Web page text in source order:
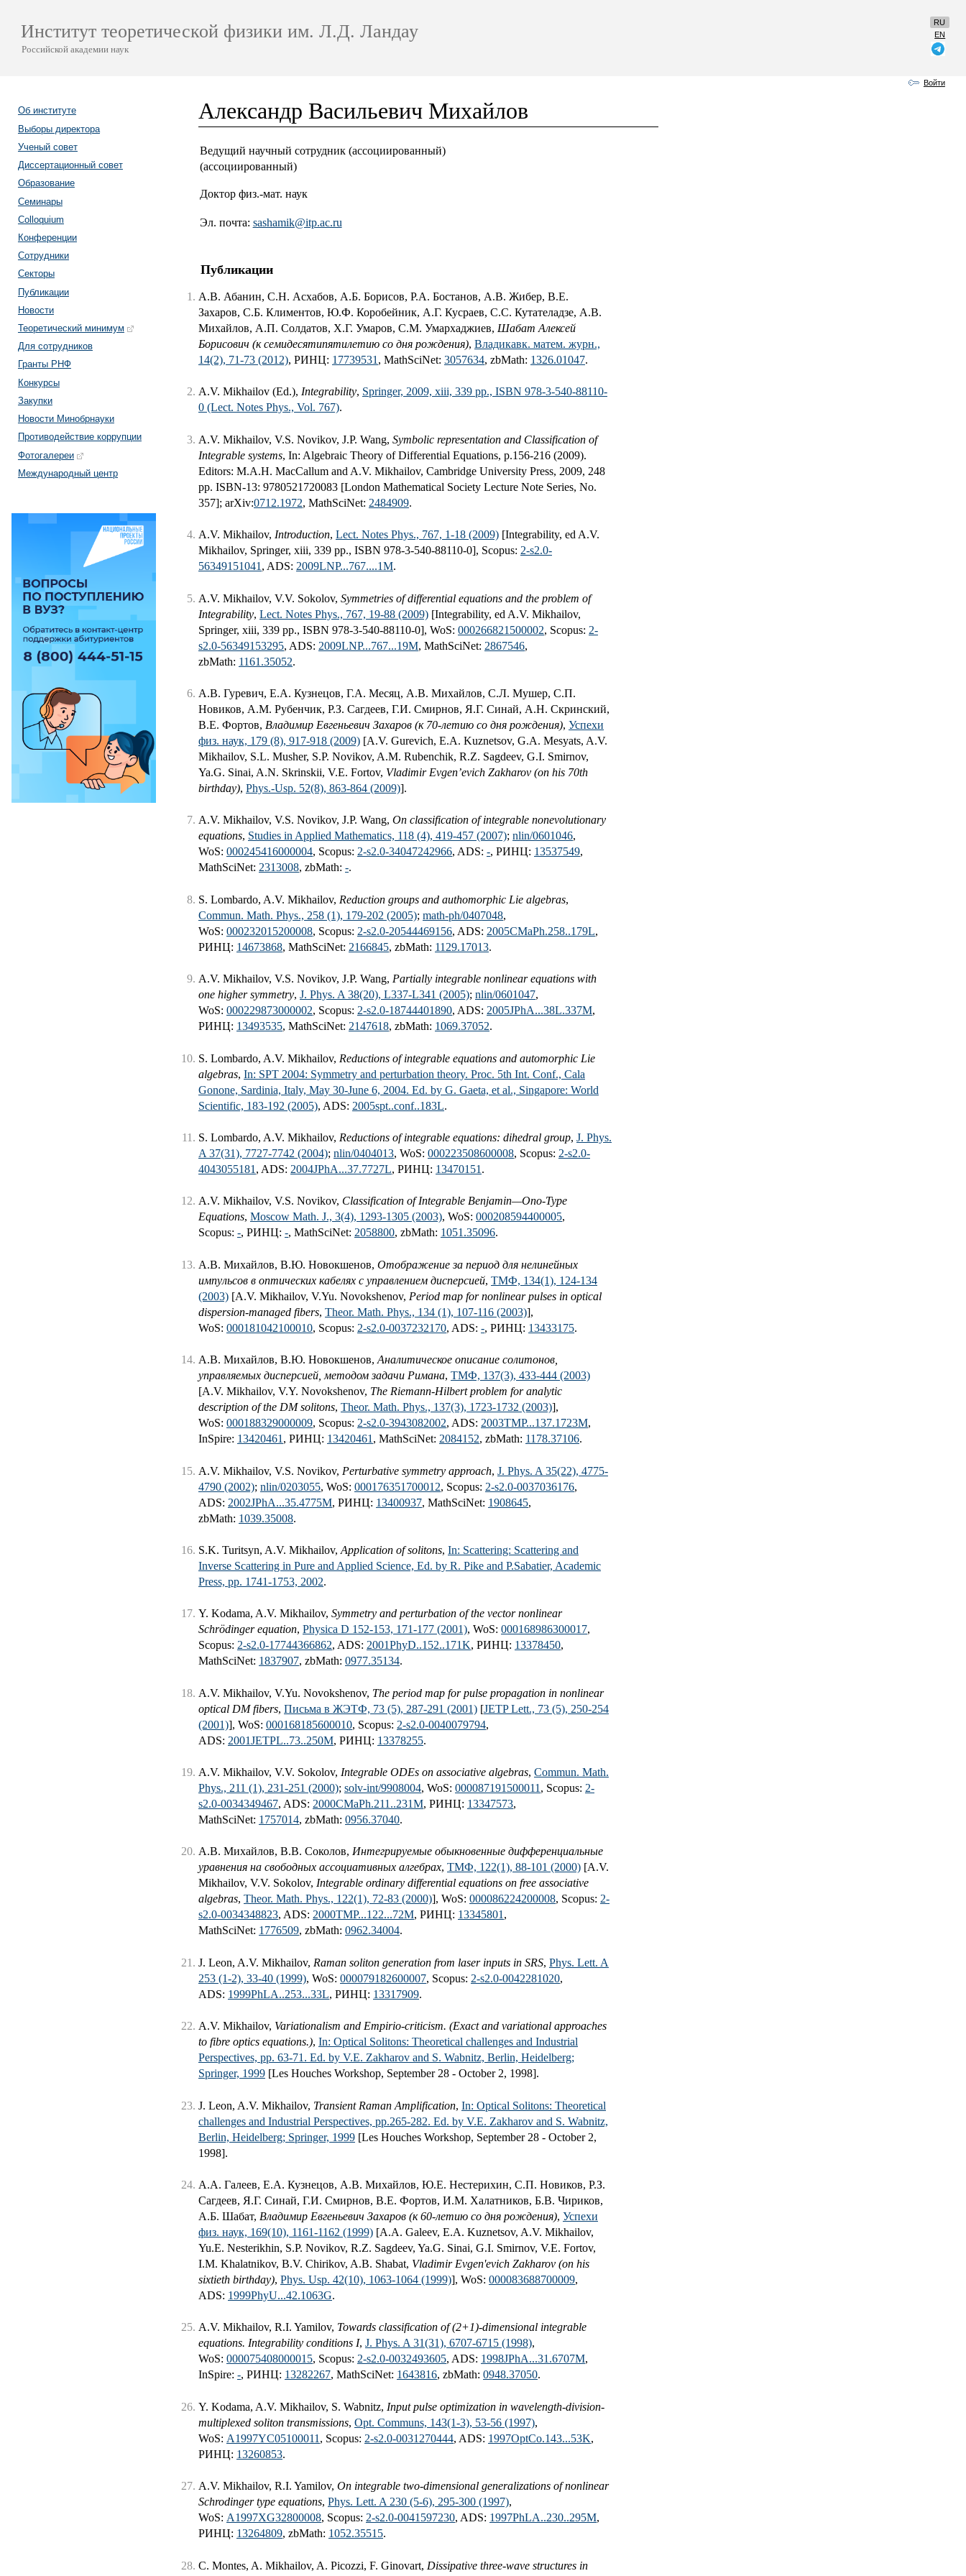
Институт теоретической физики им. Л.Д. Ландау
Российской академии наук
RU
EN
Войти
Об институте
Выборы директора
Ученый совет
Диссертационный совет
Образование
Семинары
Colloquium
Конференции
Сотрудники
Секторы
Публикации
Новости
Теоретический минимум
Для сотрудников
Гранты РНФ
Конкурсы
Закупки
Новости Минобрнауки
Противодействие коррупции
Фотогалереи
Международный центр
Александр Васильевич Михайлов
Ведущий научный сотрудник (ассоциированный)
(ассоциированный)
Доктор физ.-мат. наук
Эл. почта: sashamik@itp.ac.ru
Публикации
А.В. Абанин, С.Н. Асхабов, А.Б. Борисов, Р.А. Бостанов, А.В. Жибер, В.Е.
Захаров, С.Б. Климентов, Ю.Ф. Коробейник, А.Г. Кусраев, С.С. Кутателадзе, А.В.
Михайлов, А.П. Солдатов, Х.Г. Умаров, С.М. Умархаджиев, Шабат Алексей
Борисович (к семидесятипятилетию со дня рождения), Владикавк. матем. журн.,
14(2), 71-73 (2012), РИНЦ: 17739531 , MathSciNet: 3057634, zbMath: 1326.01047.
A.V. Mikhailov (Ed.), Integrability, Springer, 2009, xiii, 339 pp., ISBN 978-3-540-88110-
0 (Lect. Notes Phys., Vol. 767).
A.V. Mikhailov, V.S. Novikov, J.P. Wang, Symbolic representation and Classification of
Integrable systems, In: Algebraic Theory of Differential Equations, p.156-216 (2009).
Editors: M.A.H. MacCallum and A.V. Mikhailov, Cambridge University Press, 2009, 248
pp. ISBN-13: 9780521720083 [London Mathematical Society Lecture Note Series, No.
357]; arXiv:0712.1972, MathSciNet: 2484909.
A.V. Mikhailov, Introduction, Lect. Notes Phys., 767, 1-18 (2009) [Integrability, ed A.V.
Mikhailov, Springer, xiii, 339 pp., ISBN 978-3-540-88110-0], Scopus: 2-s2.0-
56349151041 , ADS: 2009LNP...767....1M.
A.V. Mikhailov, V.V. Sokolov, Symmetries of differential equations and the problem of
Integrability, Lect. Notes Phys., 767, 19-88 (2009) [Integrability, ed A.V. Mikhailov,
Springer, xiii, 339 pp., ISBN 978-3-540-88110-0], WoS: 000266821500002, Scopus: 2-
s2.0-56349153295, ADS: 2009LNP...767...19M, MathSciNet: 2867546,
zbMath: 1161.35052.
А.В. Гуревич, Е.A. Кузнецов, Г.А. Месяц, А.В. Михайлов, С.Л. Мушер, C.П.
Новиков, А.М. Рубенчик, Р.З. Сагдеев, Г.И. Смирнов, Я.Г. Синай, А.Н. Скринский,
В.Е. Фортов, Владимир Евгеньевич Захаров (к 70-летию со дня рождения), Успехи
физ. наук, 179 (8), 917-918 (2009) [A.V. Gurevich, E.A. Kuznetsov, G.A. Mesyats, A.V.
Mikhailov, S.L. Musher, S.P. Novikov, A.M. Rubenchik, R.Z. Sagdeev, G.I. Smirnov,
Ya.G. Sinai, A.N. Skrinskii, V.E. Fortov, Vladimir Evgen’evich Zakharov (on his 70th
birthday), Phys.-Usp. 52(8), 863-864 (2009)].
A.V. Mikhailov, V.S. Novikov, J.P. Wang, On classification of integrable nonevolutionary
equations, Studies in Applied Mathematics, 118 (4), 419-457 (2007); nlin/0601046,
WoS: 000245416000004, Scopus: 2-s2.0-34047242966, ADS: -, РИНЦ: 13537549,
MathSciNet: 2313008, zbMath: -.
S. Lombardo, A.V. Mikhailov, Reduction groups and authomorphic Lie algebras,
Commun. Math. Phys., 258 (1), 179-202 (2005); math-ph/0407048,
WoS: 000232015200008, Scopus: 2-s2.0-20544469156, ADS: 2005CMaPh.258..179L,
РИНЦ: 14673868, MathSciNet: 2166845, zbMath: 1129.17013.
A.V. Mikhailov, V.S. Novikov, J.P. Wang, Partially integrable nonlinear equations with
one higher symmetry, J. Phys. A 38(20), L337-L341 (2005); nlin/0601047,
WoS: 000229873000002, Scopus: 2-s2.0-18744401890, ADS: 2005JPhA...38L.337M,
РИНЦ: 13493535, MathSciNet: 2147618, zbMath: 1069.37052.
S. Lombardo, A.V. Mikhailov, Reductions of integrable equations and automorphic Lie
algebras, In: SPT 2004: Symmetry and perturbation theory. Proc. 5th Int. Conf., Cala
Gonone, Sardinia, Italy, May 30-June 6, 2004. Ed. by G. Gaeta, et al., Singapore: World
Scientific, 183-192 (2005), ADS: 2005spt..conf..183L.
S. Lombardo, A.V. Mikhailov, Reductions of integrable equations: dihedral group, J. Phys.
A 37(31), 7727-7742 (2004); nlin/0404013, WoS: 000223508600008, Scopus: 2-s2.0-
4043055181 , ADS: 2004JPhA...37.7727L, РИНЦ: 13470151 .
A.V. Mikhailov, V.S. Novikov, Classification of Integrable Benjamin—Ono-Type
Equations, Moscow Math. J., 3(4), 1293-1305 (2003), WoS: 000208594400005,
Scopus: -, РИНЦ: -, MathSciNet: 2058800, zbMath: 1051.35096.
А.В. Михайлов, В.Ю. Новокшенов, Отображение за период для нелинейных
импульсов в оптических кабелях с управлением дисперсией, ТМФ, 134(1), 124-134
(2003) [A.V. Mikhailov, V.Yu. Novokshenov, Period map for nonlinear pulses in optical
dispersion-managed fibers, Theor. Math. Phys., 134 (1), 107-116 (2003)],
WoS: 000181042100010, Scopus: 2-s2.0-0037232170, ADS: -, РИНЦ: 13433175.
А.В. Михайлов, В.Ю. Новокшенов, Аналитическое описание солитонов,
управляемых дисперсией, методом задачи Римана, ТМФ, 137(3), 433-444 (2003)
[A.V. Mikhailov, V.Y. Novokshenov, The Riemann-Hilbert problem for analytic
description of the DM solitons, Theor. Math. Phys., 137(3), 1723-1732 (2003)],
WoS: 000188329000009, Scopus: 2-s2.0-3943082002, ADS: 2003TMP...137.1723M,
InSpire: 13420461 , РИНЦ: 13420461 , MathSciNet: 2084152, zbMath: 1178.37106.
A.V. Mikhailov, V.S. Novikov, Perturbative symmetry approach, J. Phys. A 35(22), 4775-
4790 (2002); nlin/0203055, WoS: 000176351700012, Scopus: 2-s2.0-0037036176,
ADS: 2002JPhA...35.4775M, РИНЦ: 13400937, MathSciNet: 1908645,
zbMath: 1039.35008.
S.K. Turitsyn, A.V. Mikhailov, Application of solitons, In: Scattering: Scattering and
Inverse Scattering in Pure and Applied Science, Ed. by R. Pike and P.Sabatier, Academic
Press, pp. 1741-1753, 2002.
Y. Kodama, A.V. Mikhailov, Symmetry and perturbation of the vector nonlinear
Schrödinger equation, Physica D 152-153, 171-177 (2001), WoS: 000168986300017,
Scopus: 2-s2.0-17744366862, ADS: 2001PhyD..152..171K, РИНЦ: 13378450,
MathSciNet: 1837907, zbMath: 0977.35134.
A.V. Mikhailov, V.Yu. Novokshenov, The period map for pulse propagation in nonlinear
optical DM fibers, Письма в ЖЭТФ, 73 (5), 287-291 (2001) [JETP Lett., 73 (5), 250-254
(2001)], WoS: 000168185600010, Scopus: 2-s2.0-0040079794,
ADS: 2001JETPL..73..250M, РИНЦ: 13378255.
A.V. Mikhailov, V.V. Sokolov, Integrable ODEs on associative algebras, Commun. Math.
Phys., 211 (1), 231-251 (2000); solv-int/9908004, WoS: 000087191500011 , Scopus: 2-
s2.0-0034349467, ADS: 2000CMaPh.211..231M, РИНЦ: 13347573,
MathSciNet: 1757014, zbMath: 0956.37040.
А.В. Михайлов, В.В. Соколов, Интегрируемые обыкновенные дифференциальные
уравнения на свободных ассоциативных алгебрах, ТМФ, 122(1), 88-101 (2000) [A.V.
Mikhailov, V.V. Sokolov, Integrable ordinary differential equations on free associative
algebras, Theor. Math. Phys., 122(1), 72-83 (2000)], WoS: 000086224200008, Scopus: 2-
s2.0-0034348823, ADS: 2000TMP...122...72M, РИНЦ: 13345801,
MathSciNet: 1776509, zbMath: 0962.34004.
J. Leon, A.V. Mikhailov, Raman soliton generation from laser inputs in SRS, Phys. Lett. A
253 (1-2), 33-40 (1999), WoS: 000079182600007, Scopus: 2-s2.0-0042281020,
ADS: 1999PhLA..253...33L, РИНЦ: 13317909.
A.V. Mikhailov, Variationalism and Empirio-criticism. (Exact and variational approaches
to fibre optics equations.), In: Optical Solitons: Theoretical challenges and Industrial
Perspectives, pp. 63-71. Ed. by V.E. Zakharov and S. Wabnitz, Berlin, Heidelberg;
Springer, 1999 [Les Houches Workshop, September 28 - October 2, 1998].
J. Leon, A.V. Mikhailov, Transient Raman Amplification, In: Optical Solitons: Theoretical
challenges and Industrial Perspectives, pp.265-282. Ed. by V.E. Zakharov and S. Wabnitz,
Berlin, Heidelberg; Springer, 1999 [Les Houches Workshop, September 28 - October 2,
1998].
А.А. Галеев, Е.A. Кузнецов, А.В. Михайлов, Ю.Е. Нестерихин, C.П. Новиков, Р.З.
Сагдеев, Я.Г. Синай, Г.И. Смирнов, В.Е. Фортов, И.М. Халатников, Б.В. Чириков,
А.Б. Шабат, Владимир Евгеньевич Захаров (к 60-летию со дня рождения), Успехи
физ. наук, 169(10), 1161-1162 (1999) [A.A. Galeev, E.A. Kuznetsov, A.V. Mikhailov,
Yu.E. Nesterikhin, S.P. Novikov, R.Z. Sagdeev, Ya.G. Sinai, G.I. Smirnov, V.E. Fortov,
I.M. Khalatnikov, B.V. Chirikov, A.B. Shabat, Vladimir Evgen'evich Zakharov (on his
sixtieth birthday), Phys. Usp. 42(10), 1063-1064 (1999)], WoS: 000083688700009,
ADS: 1999PhyU...42.1063G.
A.V. Mikhailov, R.I. Yamilov, Towards classification of (2+1)-dimensional integrable
equations. Integrability conditions I, J. Phys. A 31(31), 6707-6715 (1998),
WoS: 000075408000015, Scopus: 2-s2.0-0032493605, ADS: 1998JPhA...31.6707M,
InSpire: -, РИНЦ: 13282267, MathSciNet: 1643816, zbMath: 0948.37050.
Y. Kodama, A.V. Mikhailov, S. Wabnitz, Input pulse optimization in wavelength-division-
multiplexed soliton transmissions, Opt. Communs, 143(1-3), 53-56 (1997),
WoS: A1997YC05100011 , Scopus: 2-s2.0-0031270444, ADS: 1997OptCo.143...53K,
РИНЦ: 13260853.
A.V. Mikhailov, R.I. Yamilov, On integrable two-dimensional generalizations of nonlinear
Schrodinger type equations, Phys. Lett. A 230 (5-6), 295-300 (1997),
WoS: A1997XG32800008, Scopus: 2-s2.0-0041597230, ADS: 1997PhLA..230..295M,
РИНЦ: 13264809, zbMath: 1052.35515.
C. Montes, A. Mikhailov, A. Picozzi, F. Ginovart, Dissipative three-wave structures in